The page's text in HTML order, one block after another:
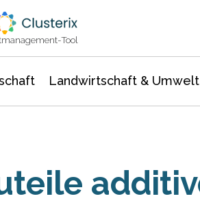
Tool
Landwirtschaft & Umwelt